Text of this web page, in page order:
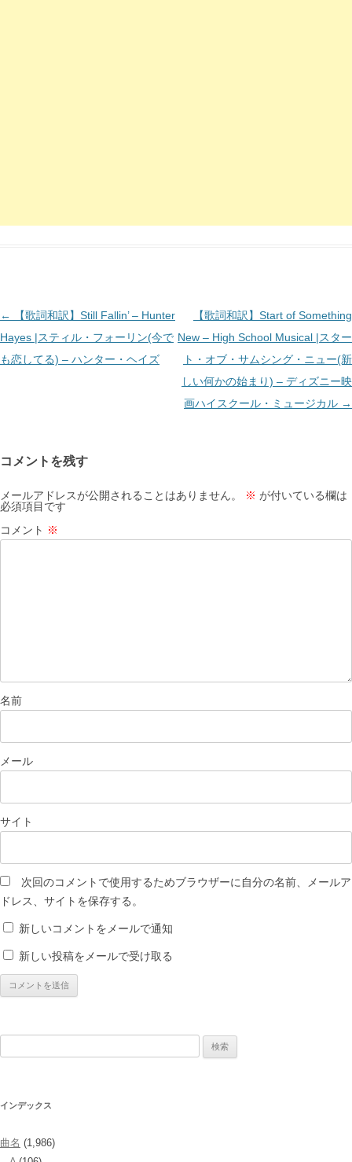
投
稿
ナ
ョ
ン
←
【歌詞和訳】Still Fallin’ – Hunter
Hayes |スティル・フォーリン(今で
も恋してる) – ハンター・ヘイズ
【歌詞和訳】Start of Something
New – High School Musical |スター
ト・オブ・サムシング・ニュー(新
しい何かの始まり) – ディズニー映
画ハイスクール・ミュージカル →
コメントを残す
メールアドレスが公開されることはありません。 ※ が付いている欄は
必須項目です
コメント ※
名前
メール
サイト
次回のコメントで使用するためブラウザーに自分の名前、メールア
ドレス、サイトを保存する。
新しいコメントをメールで通知
新しい投稿をメールで受け取る
インデックス
曲名 (1,986)